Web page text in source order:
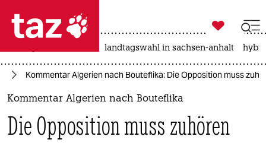
 taz zahl ich
taz zahl ich
politik

taz zahl ich
landtagswahl in sachsen-anhalt
Kommentar Algerien nach Bouteflika: Die Opposition muss
Kommentar Algerien nach Bouteflika
Die Opposition muss zuhören